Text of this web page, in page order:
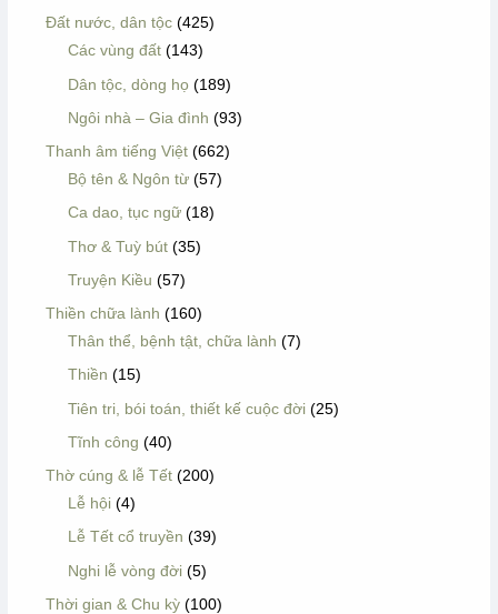
Đất nước, dân tộc (425)
Các vùng đất (143)
Dân tộc, dòng họ (189)
Ngôi nhà – Gia đình (93)
Thanh âm tiếng Việt (662)
Bộ tên & Ngôn từ (57)
Ca dao, tục ngữ (18)
Thơ & Tuỳ bút (35)
Truyện Kiều (57)
Thiền chữa lành (160)
Thân thể, bệnh tật, chữa lành (7)
Thiền (15)
Tiên tri, bói toán, thiết kế cuộc đời (25)
Tĩnh công (40)
Thờ cúng & lễ Tết (200)
Lễ hội (4)
Lễ Tết cổ truyền (39)
Nghi lễ vòng đời (5)
Thời gian & Chu kỳ (100)